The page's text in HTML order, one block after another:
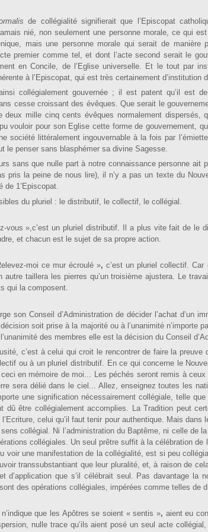
de collégialité signifierait que l’Episcopat
nié, non seulement une personne morale, ce qui
mais une personne morale qui serait de manière
premier comme tel, et dont l’acte second serait le
en Concile, de l’Eglise univer­selle. Et le tout par
à l’Episcopat, qui est très certainement d’institution
collé­gialement gouvernée ; il est patent qu’il est
cesse croissant des évêques. Que serait le
deux mille cinq cents évêques normalement disper­sés,
vouloir pour son Eglise cette forme de gouvernement,
société littéralement ingou­vernable à la fois par
le penser sans blasphémer sa divine Sagesse.
sans que nulle part à notre connaissance personne ait
pris la peine de nous lire), il n’y a pas un texte du
de 1’Episcopat.
du pluriel : le distributif, le collectif, le collégial.
vous »,c’est un pluriel distributif. Il a plus vite fait de le
et chacun est le sujet de sa propre action.
­moi ce mur écroulé »,c’est un pluriel collectif. Car
autre taillera les pierres qu’un troisième ajustera. Le
qui la composent.
son Conseil d’Administration de décider l’achat d’un
soit prise à la majorité ou à l’unanimité n’importe
des membres elle est la décision du Conseil
c’est à celui qui croit le rencontrer de faire la preuve
ou à un pluriel distributif. En ce qui concerne le
en mémoire de moi... Les péchés seront remis à
sera délié dans le ciel... Allez, enseignez toutes les
une signification nécessairement collégiale, telle que
dû être collé­gialement accomplies. La Tradition peut
celui qu’il faut tenir pour authentique. Mais dans
collégial. Ni l’administration du Baptême, ni celle de
collégiales. Un seul prêtre suffit à la célébration de
voir une manifestation de la collégialité, est si peu
transsubstantiant que leur pluralité, et, à raison de
que s’il célébrait seul. Pas davantage la
des opérations collégiales, im­pérées comme telles de
que les Apôtres se soient « sentis », aient eu
nulle trace qu’ils aient posé un seul acte collégial,